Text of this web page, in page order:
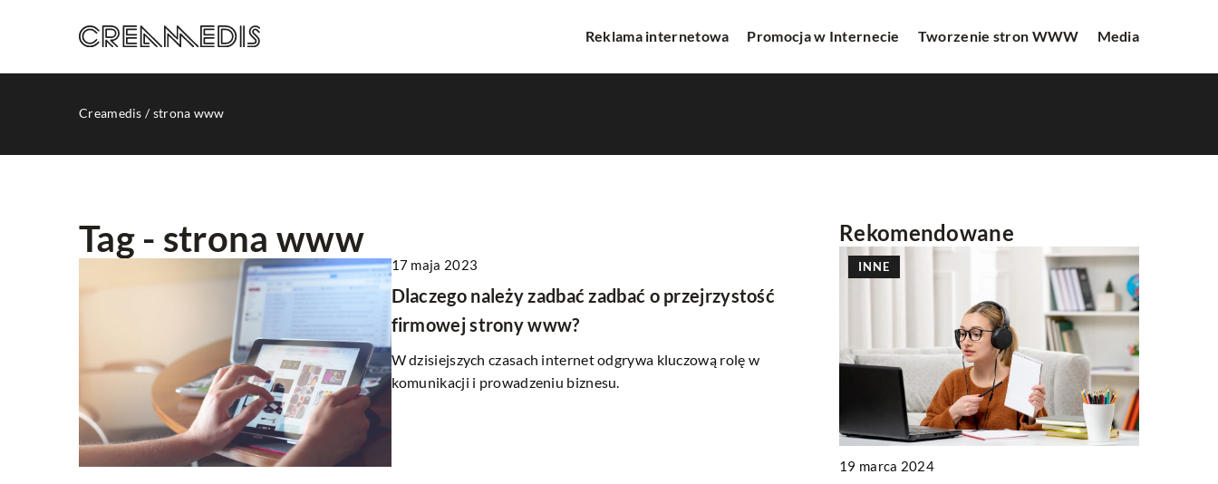
Reklama internetowa Promocja w Internecie Tworzenie stron WWW Media
Creamedis /strona www
Tag - strona www
17 maja 2023
Dlaczego należy zadbać zadbać o przejrzystość
firmowej strony www?
W dzisiejszych czasach internet odgrywa kluczową rolę w
komunikacji i prowadzeniu biznesu.
Rekomendowane
PROMOCJA W INTERNECIE
16 marca 2026
INNE
19 marca 2024